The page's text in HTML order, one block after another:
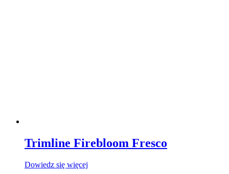
Trimline Firebloom Fresco
Dowiedz się więcej